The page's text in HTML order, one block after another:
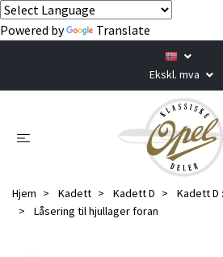
Powered by Translate
Ekskl. mva
Hjem Kadett Kadett D
Kadett D
Låsering til hjullager foran